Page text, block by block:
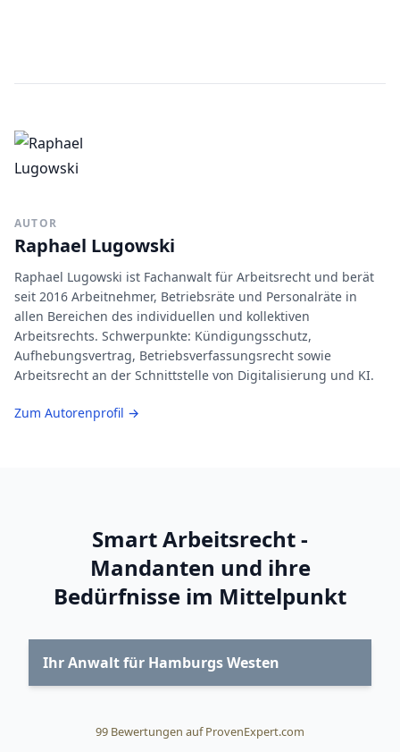
AUTOR
Raphael Lugowski
Raphael Lugowski ist Fachanwalt für Arbeitsrecht und berät
seit 2016 Arbeitnehmer, Betriebsräte und Personalräte in
allen Bereichen des individuellen und kollektiven
Arbeitsrechts. Schwerpunkte: Kündigungsschutz,
Aufhebungsvertrag, Betriebsverfassungsrecht sowie
Arbeitsrecht an der Schnittstelle von Digitalisierung und KI.
Zum Autorenprofil →
Smart Arbeitsrecht -
Mandanten und ihre
Bedürfnisse im Mittelpunkt
Ihr Anwalt für Hamburgs Westen
99 Bewertungen auf ProvenExpert.com